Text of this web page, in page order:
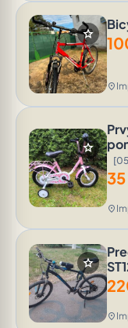
star
location_on
star
35
location_on
star
location_on